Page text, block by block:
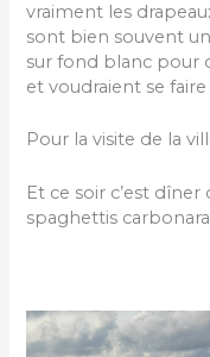
vraiment les
sont bien souvent
sur fond blanc pour
et voudraient se
Pour la visite de la
Et ce soir c’est
spaghettis carbonara